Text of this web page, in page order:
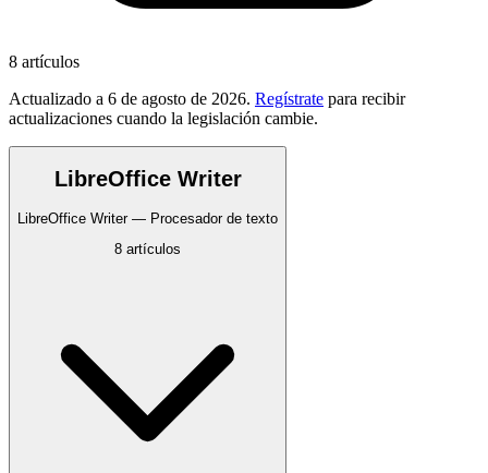
8 artículos
Actualizado a 6 de agosto de 2026. Regístrate para recibir
actualizaciones cuando la legislación cambie.
LibreOffice Writer
LibreOffice Writer — Procesador de texto
8 artículos